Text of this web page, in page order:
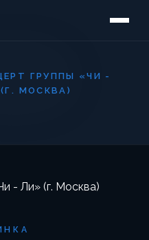
ГРУППЫ «ЧИ -
МОСКВА)